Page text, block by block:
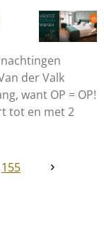
der Valk
want OP = OP!
tot en met 2
155